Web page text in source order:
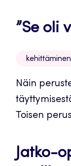
”Se oli
kehittäminen
Näin
Toisen
Jatko-